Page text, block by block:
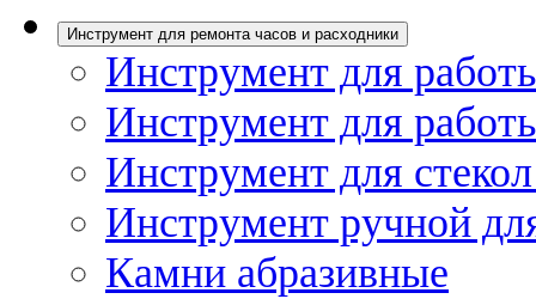
Инструмент для ремонта часов и расходники
Инструмент для
Инструмент для
Инструмент для
Инструмент ручной
Камни абразивные